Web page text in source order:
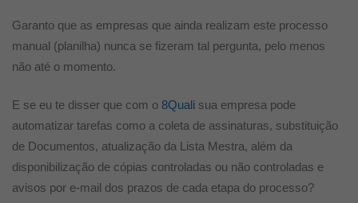
Garanto que as empresas que ainda realizam este processo
manual (planilha) nunca se fizeram tal pergunta, pelo menos
não até o momento.
E se eu te disser que com o 8Quali sua empresa pode
automatizar tarefas como a coleta de assinaturas, substituição
de Documentos, atualização da Lista Mestra, além da
disponibilização de cópias controladas ou não controladas e
avisos por e-mail dos prazos de cada etapa do processo?